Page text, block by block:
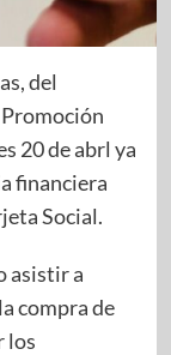
del
20 de abrl ya
financiera
Social.
asistir a
compra de
los